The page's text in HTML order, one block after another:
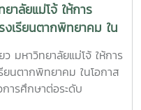
าลัยแม่โจ้ ให้การ
งเรียนตากพิทยาคม ใน
แนะแนวการศึกษาต่อ
มหาวิทยาลัยแม่โจ้ ให้การ
ยนตากพิทยาคม ในโอกาส
ารศึกษาต่อระดับ